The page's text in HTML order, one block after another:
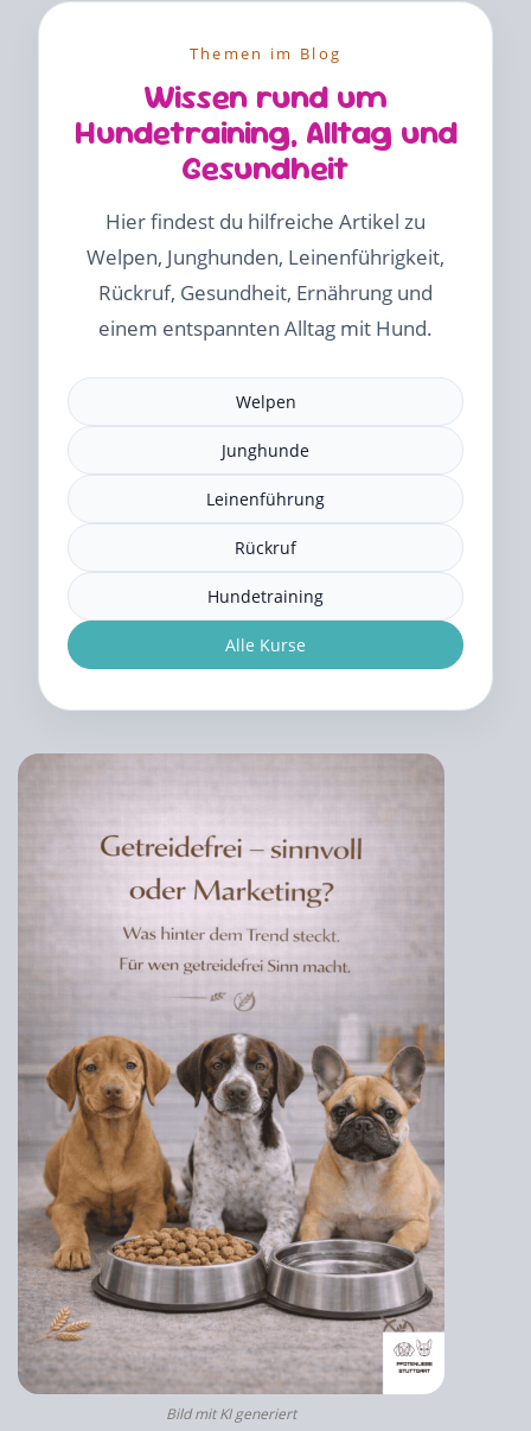
Themen im Blog
Wissen rund um
Hundetraining, Alltag und
Gesundheit
Hier findest du hilfreiche Artikel zu
Welpen, Junghunden, Leinenführigkeit,
Rückruf, Gesundheit, Ernährung und
einem entspannten Alltag mit Hund.
Welpen
Junghunde
Leinenführung
Rückruf
Hundetraining
Alle Kurse
Bild mit KI generiert